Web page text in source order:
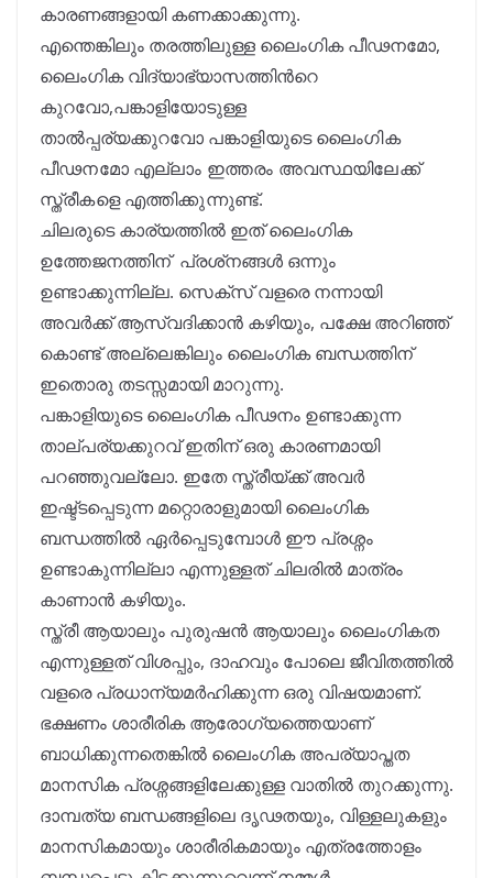
കാരണങ്ങളായി കണക്കാക്കുന്നു.
എന്തെങ്കിലും തരത്തിലുള്ള ലൈംഗിക പീഢനമോ,
ലൈംഗിക വിദ്യാഭ്യാസത്തിന്‍റെ
കുറവോ,പങ്കാളിയോടുള്ള
താൽപ്പര്യക്കുറവോ പങ്കാളിയുടെ ലൈംഗിക
പീഢനമോ എല്ലാം ഇത്തരം അവസ്ഥയിലേക്ക്
സ്ത്രീകളെ എത്തിക്കുന്നുണ്ട്.
ചിലരുടെ കാര്യത്തിൽ ഇത് ലൈംഗിക
ഉത്തേജനത്തിന് പ്രശ്‌നങ്ങൾ ഒന്നും
ഉണ്ടാക്കുന്നില്ല. സെക്സ് വളരെ നന്നായി
അവർക്ക് ആസ്വദിക്കാൻ കഴിയും, പക്ഷേ അറിഞ്ഞ്
കൊണ്ട് അല്ലെങ്കിലും ലൈംഗിക ബന്ധത്തിന്
ഇതൊരു തടസ്സമായി മാറുന്നു.
പങ്കാളിയുടെ ലൈംഗിക പീഢനം ഉണ്ടാക്കുന്ന
താല്പര്യക്കുറവ് ഇതിന് ഒരു കാരണമായി
പറഞ്ഞുവല്ലോ. ഇതേ സ്ത്രീയ്ക്ക് അവർ
ഇഷ്ട്ടപ്പെടുന്ന മറ്റൊരാളുമായി ലൈംഗിക
ബന്ധത്തിൽ ഏർപ്പെടുമ്പോൾ ഈ പ്രശ്നം
ഉണ്ടാകുന്നില്ലാ എന്നുള്ളത് ചിലരിൽ മാത്രം
കാണാൻ കഴിയും.
സ്ത്രീ ആയാലും പുരുഷൻ ആയാലും ലൈംഗികത
എന്നുള്ളത് വിശപ്പും, ദാഹവും പോലെ ജീവിതത്തിൽ
വളരെ പ്രധാന്യമർഹിക്കുന്ന ഒരു വിഷയമാണ്.
ഭക്ഷണം ശാരീരിക ആരോഗ്യത്തെയാണ്
ബാധിക്കുന്നതെങ്കിൽ ലൈംഗിക അപര്യാപ്തത
മാനസിക പ്രശ്നങ്ങളിലേക്കുള്ള വാതിൽ തുറക്കുന്നു.
ദാമ്പത്യ ബന്ധങ്ങളിലെ ദൃഢതയും, വിള്ളലുകളും
മാനസികമായും ശാരീരികമായും എത്രത്തോളം